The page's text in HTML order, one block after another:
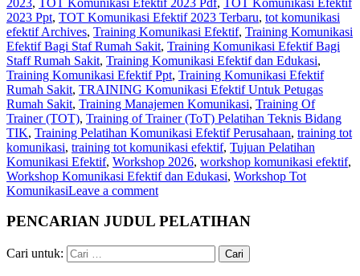
2023 Ppt, TOT Komunikasi Efektif 2023 Terbaru, tot komunikasi
efektif Archives, Training Komunikasi Efektif, Training Komunikasi
Efektif Bagi Staf Rumah Sakit, Training Komunikasi Efektif Bagi
Staff Rumah Sakit, Training Komunikasi Efektif dan Edukasi,
Training Komunikasi Efektif Ppt, Training Komunikasi Efektif
Rumah Sakit, TRAINING Komunikasi Efektif Untuk Petugas
Rumah Sakit, Training Manajemen Komunikasi, Training Of
Trainer (TOT), Training of Trainer (ToT) Pelatihan Teknis Bidang
TIK, Training Pelatihan Komunikasi Efektif Perusahaan, training tot
komunikasi, training tot komunikasi efektif, Tujuan Pelatihan
Komunikasi Efektif, Workshop 2026, workshop komunikasi efektif,
Workshop Komunikasi Efektif dan Edukasi, Workshop Tot
KomunikasiLeave a comment
PENCARIAN JUDUL PELATIHAN
Cari untuk: